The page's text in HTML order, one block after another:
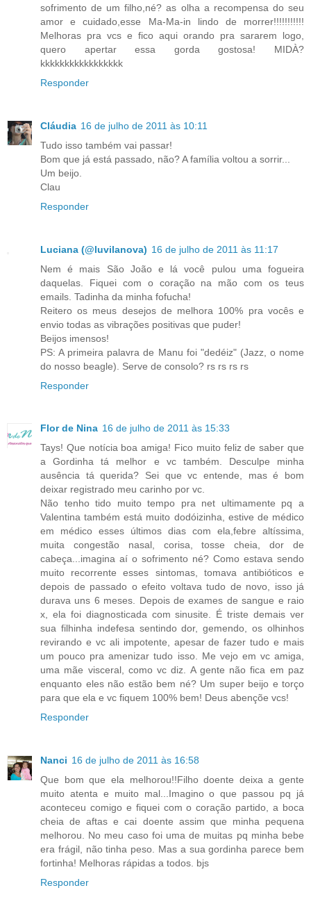
sofrimento de um filho,né? as olha a recompensa do seu
amor e cuidado,esse Ma-Ma-in lindo de morrer!!!!!!!!!!!
Melhoras pra vcs e fico aqui orando pra sararem logo,
quero apertar essa gorda gostosa! MIDÀ?
kkkkkkkkkkkkkkkkk
Responder
Cláudia 16 de julho de 2011 às 10:11
Tudo isso também vai passar!
Bom que já está passado, não? A família voltou a sorrir...
Um beijo.
Clau
Responder
Luciana (@luvilanova) 16 de julho de 2011 às 11:17
Nem é mais São João e lá você pulou uma fogueira
daquelas. Fiquei com o coração na mão com os teus
emails. Tadinha da minha fofucha!
Reitero os meus desejos de melhora 100% pra vocês e
envio todas as vibrações positivas que puder!
Beijos imensos!
PS: A primeira palavra de Manu foi "dedéiz" (Jazz, o nome
do nosso beagle). Serve de consolo? rs rs rs rs
Responder
Flor de Nina 16 de julho de 2011 às 15:33
Tays! Que notícia boa amiga! Fico muito feliz de saber que
a Gordinha tá melhor e vc também. Desculpe minha
ausência tá querida? Sei que vc entende, mas é bom
deixar registrado meu carinho por vc.
Não tenho tido muito tempo pra net ultimamente pq a
Valentina também está muito dodóizinha, estive de médico
em médico esses últimos dias com ela,febre altíssima,
muita congestão nasal, corisa, tosse cheia, dor de
cabeça...imagina aí o sofrimento né? Como estava sendo
muito recorrente esses sintomas, tomava antibióticos e
depois de passado o efeito voltava tudo de novo, isso já
durava uns 6 meses. Depois de exames de sangue e raio
x, ela foi diagnosticada com sinusite. É triste demais ver
sua filhinha indefesa sentindo dor, gemendo, os olhinhos
revirando e vc ali impotente, apesar de fazer tudo e mais
um pouco pra amenizar tudo isso. Me vejo em vc amiga,
uma mãe visceral, como vc diz. A gente não fica em paz
enquanto eles não estão bem né? Um super beijo e torço
para que ela e vc fiquem 100% bem! Deus abençõe vcs!
Responder
Nanci 16 de julho de 2011 às 16:58
Que bom que ela melhorou!!Filho doente deixa a gente
muito atenta e muito mal...Imagino o que passou pq já
aconteceu comigo e fiquei com o coração partido, a boca
cheia de aftas e cai doente assim que minha pequena
melhorou. No meu caso foi uma de muitas pq minha bebe
era frágil, não tinha peso. Mas a sua gordinha parece bem
fortinha! Melhoras rápidas a todos. bjs
Responder